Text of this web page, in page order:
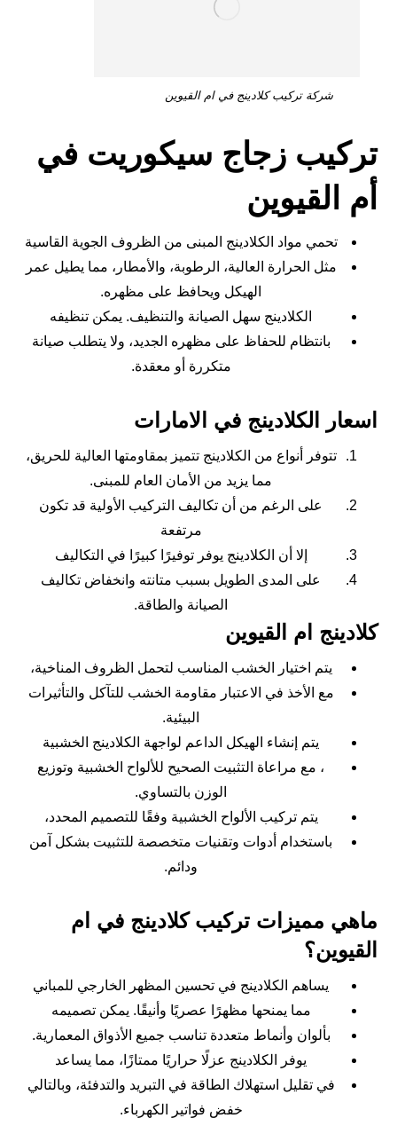
شركة تركيب كلادينج في ام القيوين
تركيب زجاج سيكوريت في
أم القيوين
تحمي مواد الكلادينج المبنى من الظروف الجوية القاسية
مثل الحرارة العالية، الرطوبة، والأمطار، مما يطيل عمر
الهيكل ويحافظ على مظهره.
الكلادينج سهل الصيانة والتنظيف. يمكن تنظيفه
بانتظام للحفاظ على مظهره الجديد، ولا يتطلب صيانة
متكررة أو معقدة.
اسعار الكلادينج في الامارات
تتوفر أنواع من الكلادينج تتميز بمقاومتها العالية للحريق،
مما يزيد من الأمان العام للمبنى.
على الرغم من أن تكاليف التركيب الأولية قد تكون
مرتفعة
إلا أن الكلادينج يوفر توفيرًا كبيرًا في التكاليف
على المدى الطويل بسبب متانته وانخفاض تكاليف
الصيانة والطاقة.
كلادينج ام القيوين
يتم اختيار الخشب المناسب لتحمل الظروف المناخية،
مع الأخذ في الاعتبار مقاومة الخشب للتآكل والتأثيرات
البيئية.
يتم إنشاء الهيكل الداعم لواجهة الكلادينج الخشبية
، مع مراعاة التثبيت الصحيح للألواح الخشبية وتوزيع
الوزن بالتساوي.
يتم تركيب الألواح الخشبية وفقًا للتصميم المحدد،
باستخدام أدوات وتقنيات متخصصة للتثبيت بشكل آمن
ودائم.
ماهي مميزات تركيب كلادينج في ام
القيوين؟
يساهم الكلادينج في تحسين المظهر الخارجي للمباني
مما يمنحها مظهرًا عصريًا وأنيقًا. يمكن تصميمه
بألوان وأنماط متعددة تناسب جميع الأذواق المعمارية.
يوفر الكلادينج عزلًا حراريًا ممتازًا، مما يساعد
في تقليل استهلاك الطاقة في التبريد والتدفئة، وبالتالي
خفض فواتير الكهرباء.